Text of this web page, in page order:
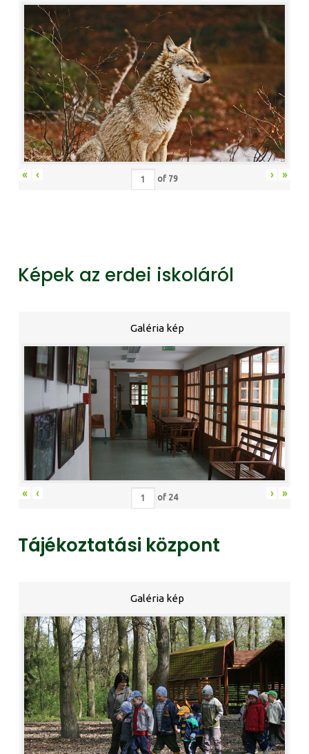
« ‹ of 79 › »
Képek az erdei iskoláról
Galéria kép
« ‹ of 24 › »
Tájékoztatási központ
Galéria kép